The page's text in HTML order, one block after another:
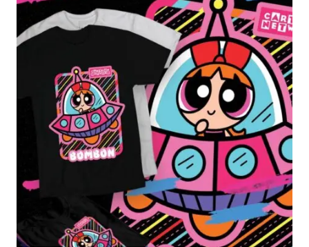
$280.00